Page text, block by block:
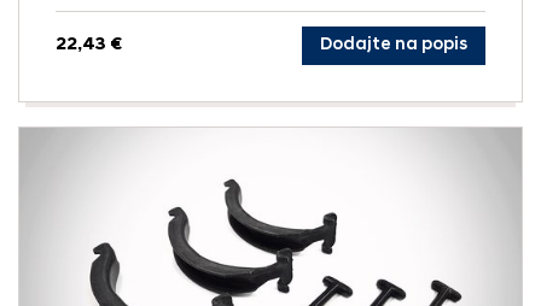
22,43 € Dodajte na popis